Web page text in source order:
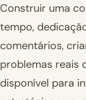
Construir uma
tempo,
comentários,
problemas reais
disponível para